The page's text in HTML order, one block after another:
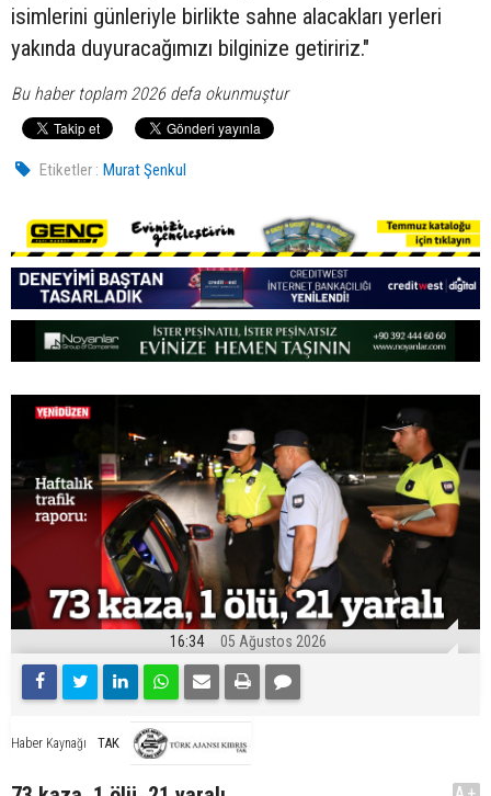
isimlerini günleriyle birlikte sahne alacakları yerleri
yakında duyuracağımızı bilginize getiririz."
Bu haber toplam 2026 defa okunmuştur
Etiketler : Murat Şenkul
16:34 05 Ağustos 2026
Haber Kaynağı TAK